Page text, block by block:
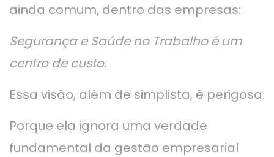
ainda comum, dentro das empresas:
Segurança e Saúde no Trabalho é um
centro de custo.
Essa visão, além de simplista, é perigosa.
Porque ela ignora uma verdade
fundamental da gestão empresarial